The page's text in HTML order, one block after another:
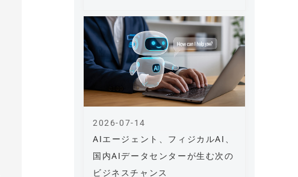
AIエージェント、フィジカルAI、
国内AIデータセンターが生む次の
ビジネスチャンス
2026-07-14